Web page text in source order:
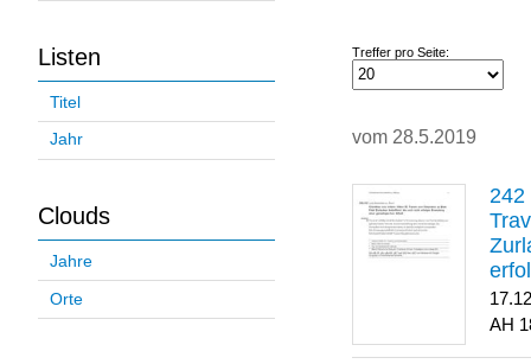
Listen
Titel
Jahr
Clouds
Jahre
Orte
Treffer pro Seite:
vom 28.5.2019